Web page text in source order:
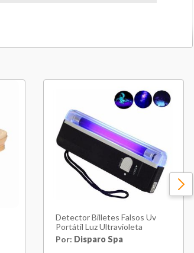
Detector Billetes Falsos Uv
Portátil Luz Ultravioleta
Por: Disparo Spa